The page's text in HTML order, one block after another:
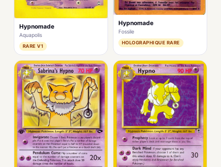
Hypnomade
Aquapolis
RARE V1
Hypnomade
Fossile
HOLOGRAPHIQUE RARE